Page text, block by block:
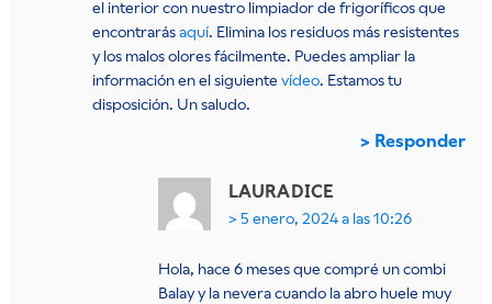
el interior con nuestro limpiador de frigoríficos que
encontrarásaquí. Elimina los residuos más resistentes
y los malos olores fácilmente. Puedes ampliar la
información en el siguiente vídeo. Estamos tu
disposición. Un saludo.
Responder
LAURA DICE
5 enero, 2024 a las 10:26
Hola, hace 6 meses que compré un combi
Balay y la nevera cuando la abro huele muy